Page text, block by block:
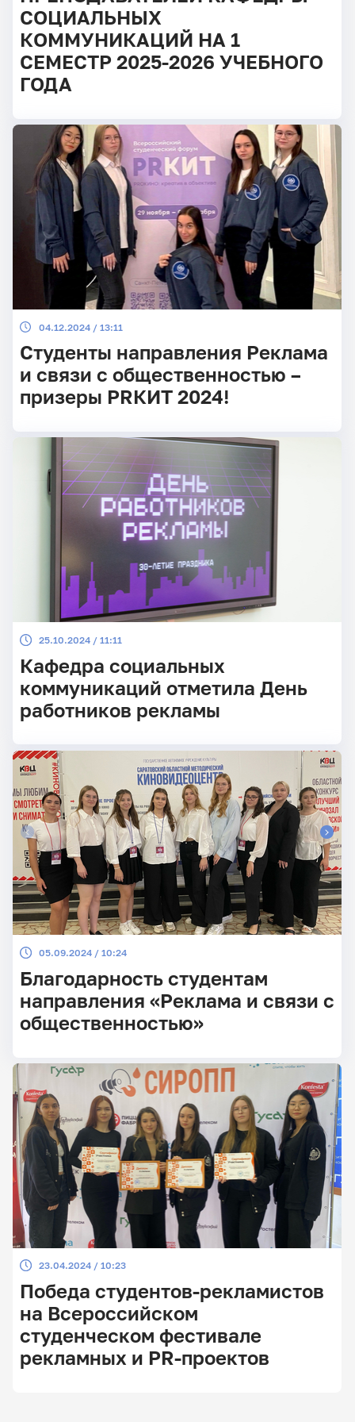
СОЦИАЛЬНЫХ
КОММУНИКАЦИЙ НА 1
СЕМЕСТР 2025-2026 УЧЕБНОГО
ГОДА
04.12.2024 / 13:11
Студенты направления Реклама
и связи с общественностью –
призеры PRКИТ 2024!
25.10.2024 / 11:11
Кафедра социальных
коммуникаций отметила День
работников рекламы
05.09.2024 / 10:24
Благодарность студентам
направления «Реклама и связи с
общественностью»
23.04.2024 / 10:23
Победа студентов-рекламистов
на Всероссийском
студенческом фестивале
рекламных и PR-проектов